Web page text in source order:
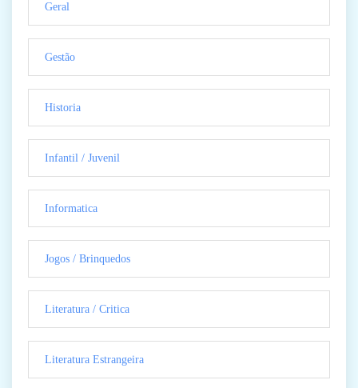
Geral
Gestão
Historia
Infantil / Juvenil
Informatica
Jogos / Brinquedos
Literatura / Critica
Literatura Estrangeira